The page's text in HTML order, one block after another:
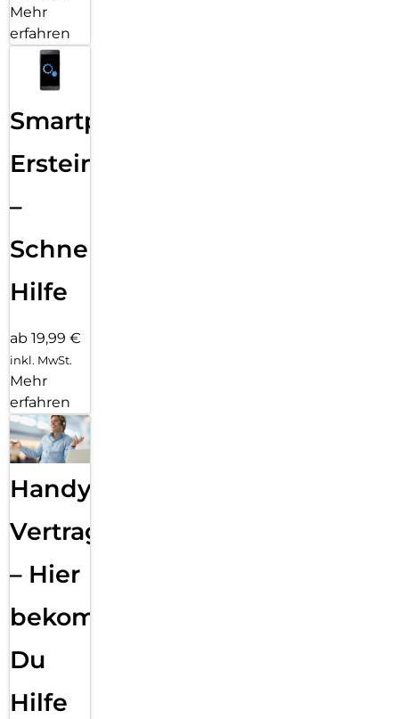
Mehr
erfahren
Smartphone
Ersteinrichtung
–
Schnelle
Hilfe
ab 19,99 €
inkl. MwSt.
Mehr
erfahren
Handy
Vertragsabwicklung
– Hier
bekommst
Du
Hilfe